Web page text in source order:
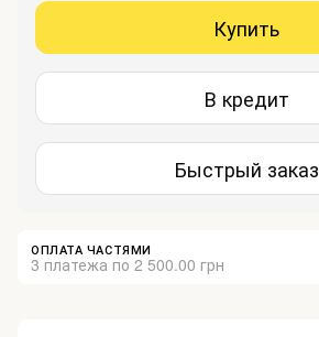
Купить
В кредит
Быстрый заказ
ОПЛАТА ЧАСТЯМИ
3 платежа по 2 500.00 грн